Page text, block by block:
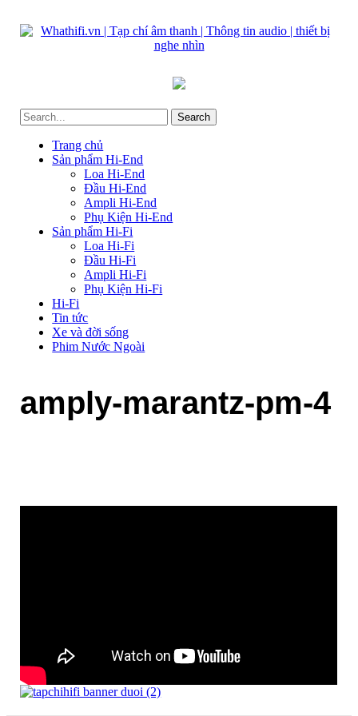
Trang chủ
Sản phẩm Hi-End
Loa Hi-End
Đầu Hi-End
Ampli Hi-End
Phụ Kiện Hi-End
Sản phẩm Hi-Fi
Loa Hi-Fi
Đầu Hi-Fi
Ampli Hi-Fi
Phụ Kiện Hi-Fi
Hi-Fi
Tin tức
Xe và đời sống
Phim Nước Ngoài
amply-marantz-pm-4